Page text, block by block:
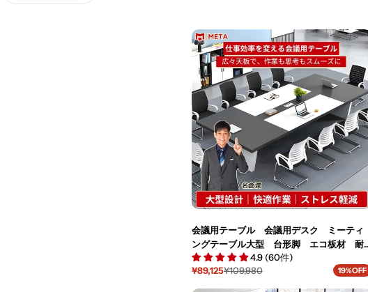
会議用テーブル 会議用デスク ミーティ
ングテーブル大型 台形脚 エコ板材 耐
久性 オフィスデスク メタルグレー カ
スタマイズ可能 HYZ-M-008
4.9 (60件)
セ
¥89,125
通
¥109,980 19%OFF